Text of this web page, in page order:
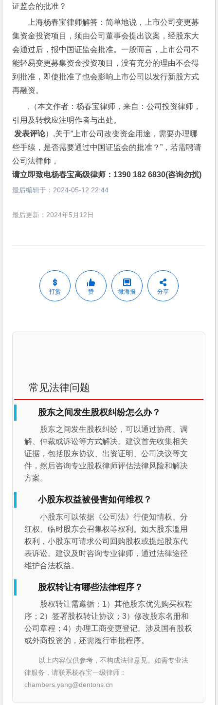
证监会的批准？
上海杨春宝律师解答：简单地说，上市公司变更募
集资金投资项目，须由公司董事会提出议案，经股东大
会通过后，报中国证监会批准。一般而言，上市公司不
能轻易变更募集资金投资项目，没有充分的理由不会得
到批准，即使批准了也会影响上市公司以发行新股方式
再融资。
,（本文作者：杨春宝律师，来自：公司投资律师，
引用及转载应注明作者与出处。
发表评论）,关于“上市公司改变资金用途，需要办理哪
些手续，是否需要通过中国证监会的批准？”，若需聘请
公司法律师，
请立即致电杨春宝高级律师：1390 182 6830(咨询勿扰)
最后编辑于： 2024-05-12 22:44
最后更新：2024年5月12日
打赏 赞 微海报 分享
常见法律问题
股东之间发生股权纠纷怎么办？
股东之间发生股权纠纷，可以通过协商、调
解、仲裁或诉讼等方式解决。建议首先收集相关
证据，包括股东协议、出资证明、公司决议等文
件，然后咨询专业股权律师评估法律风险和解决
方案。
小股东权益被侵害如何维权？
小股东可以依据《公司法》行使知情权、分
红权、临时股东会召集权等权利。如大股东滥用
权利，小股东可请求公司回购股权或提起股东代
表诉讼。建议及时咨询专业律师，通过法律途径
维护合法权益。
股权转让有哪些法律程序？
股权转让需遵循：1）其他股东优先购买权程
序；2）签署股权转让协议；3）修改股东名册和
公司章程；4）办理工商变更登记。涉及国有股权
或外商投资的，还需履行审批程序。
以上内容仅供参考，不构成法律意见。如需专业法
律服务，请联系杨春宝一级律师：
chambers.yang@dentons.cn